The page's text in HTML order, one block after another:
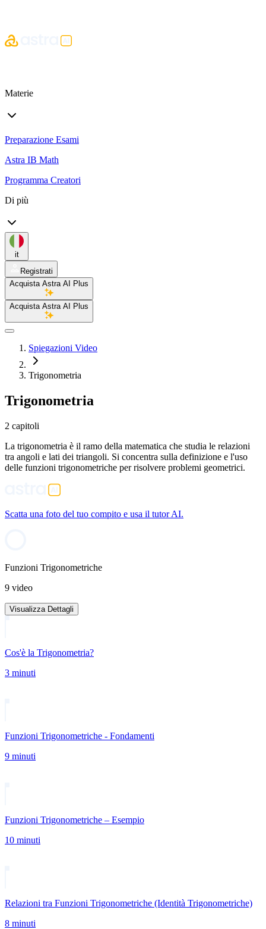
Materie
Preparazione Esami
Astra IB Math
Programma Creatori
Di più
it
Registrati
Acquista Astra AI Plus
Acquista Astra AI Plus
Spiegazioni Video
Trigonometria
Trigonometria
2 capitoli
La trigonometria è il ramo della matematica che studia le relazioni
tra angoli e lati dei triangoli. Si concentra sulla definizione e l'uso
delle funzioni trigonometriche per risolvere problemi geometrici.
Scatta una foto del tuo compito e usa il tutor AI.
Funzioni Trigonometriche
9 video
Visualizza Dettagli
Cos'è la Trigonometria?
3 minuti
Funzioni Trigonometriche - Fondamenti
9 minuti
Funzioni Trigonometriche – Esempio
10 minuti
Relazioni tra Funzioni Trigonometriche (Identità Trigonometriche)
8 minuti